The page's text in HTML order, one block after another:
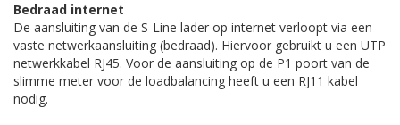
Bedraad internet
De aansluiting van de S-Line lader op internet verloopt via een
vaste netwerkaansluiting (bedraad). Hiervoor gebruikt u een UTP
netwerkkabel RJ45. Voor de aansluiting op de P1 poort van de
slimme meter voor de loadbalancing heeft u een RJ11 kabel
nodig.